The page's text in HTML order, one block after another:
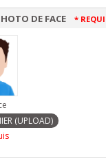
DE FACE *